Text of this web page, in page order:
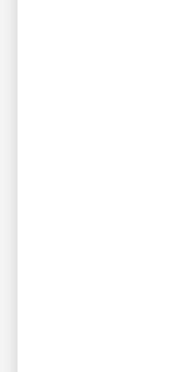
Ce
Ne jetez
Demandez
les
Ces
6.
Ce que
CONSEIL 0,6
buvable
● La